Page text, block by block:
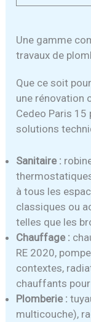
Une gamme
travaux de
Que ce soit
une rénovation
Cedeo Paris
solutions
Sanitaire :
à tous les
classiques ou
telles que les
Chauffage :
RE 2020,
contextes,
chauffants
Plomberie :
multicouche),